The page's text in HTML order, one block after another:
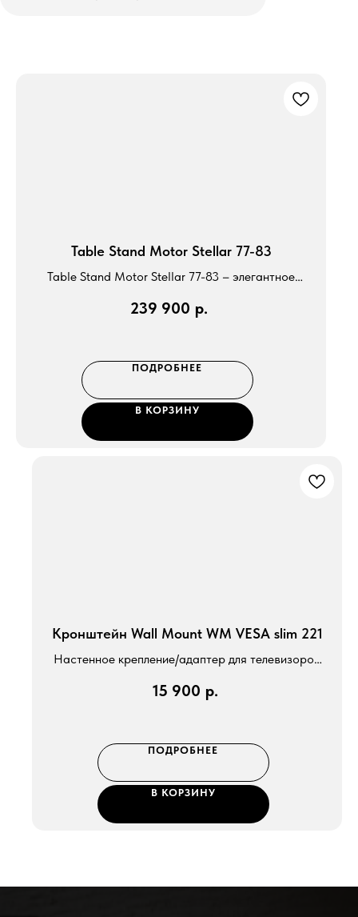
Table Stand Motor Stellar 77-83
Table Stand Motor Stellar 77-83 – элегантное
телевизора Stellar с функцией моторизованного
239 900 р.
ПОДРОБНЕЕ
В КОРЗИНУ
Кронштейн Wall Mount WM VESA slim 221
Настенное крепление/адаптер для телевизоров
15 900 р.
ПОДРОБНЕЕ
В КОРЗИНУ